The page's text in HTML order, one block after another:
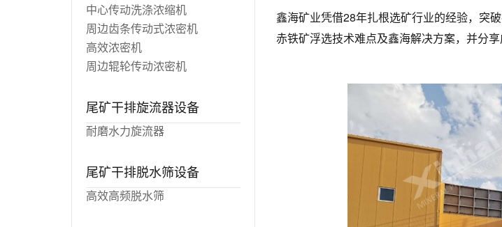
鑫海矿业凭借28年扎根选矿行业的经验，突
赤铁矿浮选技术难点及鑫海解决方案，并分享
中心传动洗涤浓缩机
周边齿条传动式浓密机
高效浓密机
周边辊轮传动浓密机
尾矿干排旋流器设备
耐磨水力旋流器
尾矿干排脱水筛设备
高效高频脱水筛